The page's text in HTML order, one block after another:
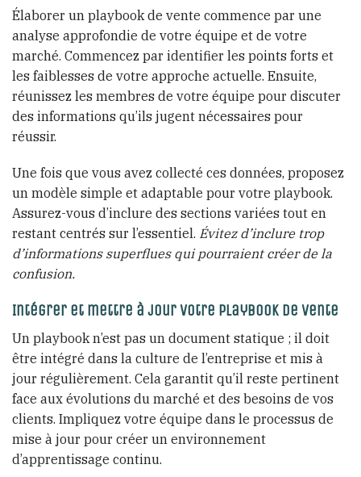
Élaborer un playbook de vente commence par une
analyse approfondie de votre équipe et de votre
marché. Commencez par identifier les points forts et
les faiblesses de votre approche actuelle. Ensuite,
réunissez les membres de votre équipe pour discuter
des informations qu’ils jugent nécessaires pour
réussir.
Une fois que vous avez collecté ces données, proposez
un modèle simple et adaptable pour votre playbook.
Assurez-vous d’inclure des sections variées tout en
restant centrés sur l’essentiel. Évitez d’inclure trop
d’informations superflues qui pourraient créer de la
confusion.
Intégrer et mettre à jour votre playbook de vente
Un playbook n’est pas un document statique ; il doit
être intégré dans la culture de l’entreprise et mis à
jour régulièrement. Cela garantit qu’il reste pertinent
face aux évolutions du marché et des besoins de vos
clients. Impliquez votre équipe dans le processus de
mise à jour pour créer un environnement
d’apprentissage continu.